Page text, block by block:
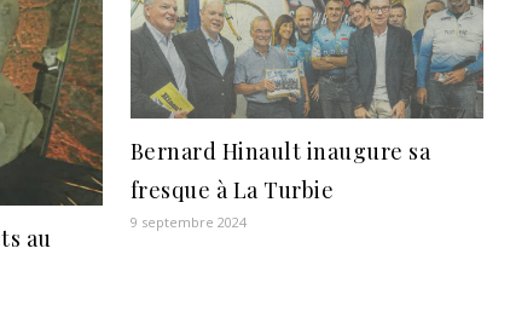
au
Bernard Hinault inaugure sa
fresque à La Turbie
9 septembre 2024